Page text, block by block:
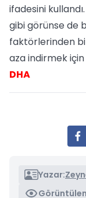
ifadesini
gibi görünse de
faktörlerinden
aza indirmek
DHA
Yazar: